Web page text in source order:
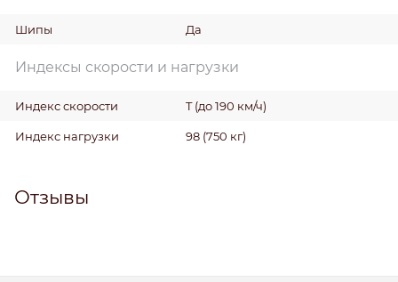
Шипы Да
Индексы скорости и нагрузки
Индекс скорости T (до 190 км/ч)
Индекс нагрузки 98 (750 кг)
Отзывы